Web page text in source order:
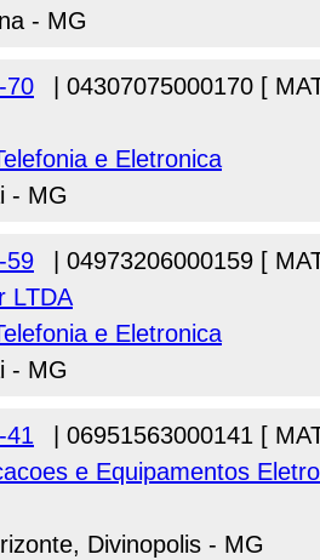
- MG
70
| 04307075000170 [
e Eletronica
- MG
59
| 04973206000159 [
LTDA
e Eletronica
- MG
41
| 06951563000141 [
e Equipamentos
Divinopolis - MG